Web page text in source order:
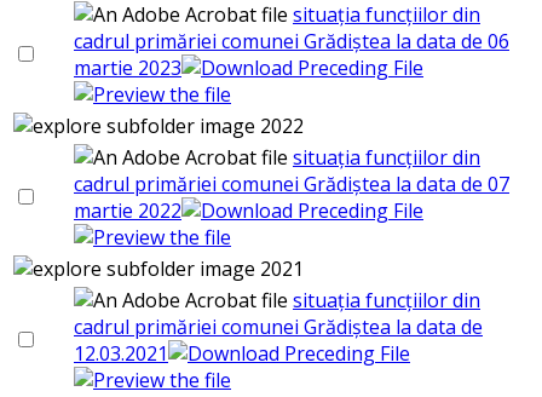
situația funcțiilor din
cadrul primăriei comunei Grădiștea la data de 06
martie 2023
2022
situația funcțiilor din
cadrul primăriei comunei Grădiștea la data de 07
martie 2022
2021
situația funcțiilor din
cadrul primăriei comunei Grădiștea la data de
12.03.2021